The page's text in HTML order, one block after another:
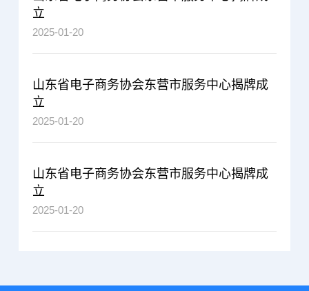
立
2025-01-20
山东省电子商务协会东营市服务中心揭牌成
立
2025-01-20
山东省电子商务协会东营市服务中心揭牌成
立
2025-01-20